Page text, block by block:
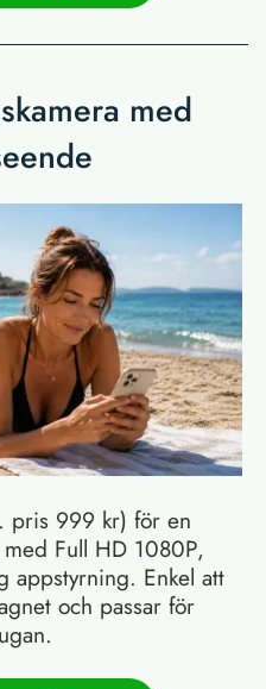
med
pris 999 kr) för en
Full HD 1080P,
appstyrning. Enkel att
och passar för